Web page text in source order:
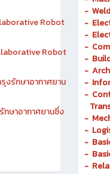
ธีประกวดราคา
Robot
Robot
รักษาอากาศยาน
-
-
-
-
-
-
-
-
-
-
-